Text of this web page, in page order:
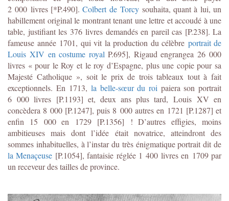
2 000 livres [*P.490].Colbert de Torcy souhaita, quant à lui, un
habillement original le montrant tenant une lettre et accoudé à une
table, justifiant les 376 livres demandés en pareil cas [P.238]. La
fameuse année 1701, qui vit la production du célèbre portrait de
Louis XIV en costume royal P.695], Rigaud engrangea 26 000
livres « pour le Roy et le roy d’Espagne, plus une copie pour sa
Majesté Catholique », soit le prix de trois tableaux tout à fait
exceptionnels. En 1713, la belle-sœur du roi paiera son portrait
6 000 livres [P.1193] et, deux ans plus tard, Louis XV en
concèdera 8 000 [P.1247], puis 8 000 autres en 1721 [P.1287] et
enfin 15 000 en 1729 [P.1356] ! D’autres effigies, moins
ambitieuses mais dont l’idée était novatrice, atteindront des
sommes inhabituelles, à l’instar du très énigmatique portrait dit de
la Menaçeuse [P.1054], fantaisie réglée 1 400 livres en 1709 par
un receveur des tailles de province.